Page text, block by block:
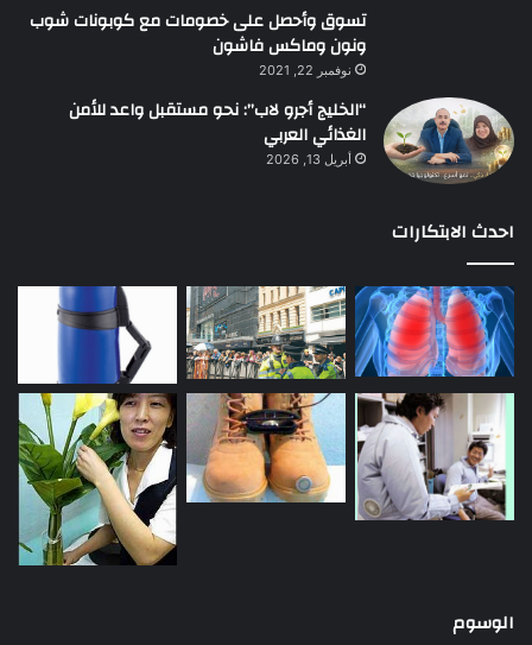
تسوق وأحصل على خصومات مع كوبونات شوب
ونون وماكس فاشون
نوفمبر 22, 2021
“الخليج أجرو لاب”: نحو مستقبل واعد للأمن
الغذائي العربي
أبريل 13, 2026
احدث الابتكارات
الوسوم